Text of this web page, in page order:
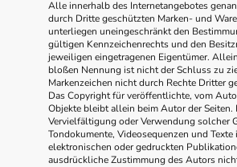
Alle innerhalb des Internetangebotes
durch Dritte geschützten Marken- und
unterliegen uneingeschränkt den
gültigen Kennzeichenrechts und den
jeweiligen eingetragenen Eigentümer.
bloßen Nennung ist nicht der Schluss zu
Markenzeichen nicht durch Rechte Dritter
Das Copyright für veröffentlichte, vom
Objekte bleibt allein beim Autor der Seiten.
Vervielfältigung oder Verwendung solcher
Tondokumente, Videosequenzen und Texte
elektronischen oder gedruckten
ausdrückliche Zustimmung des Autors